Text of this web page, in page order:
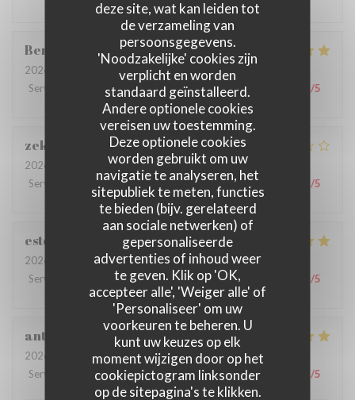
deze site, wat kan leiden tot
de verzameling van
persoonsgegevens.
'Noodzakelijke' cookies zijn
verplicht en worden
standaard geïnstalleerd.
Andere optionele cookies
vereisen uw toestemming.
Deze optionele cookies
worden gebruikt om uw
navigatie te analyseren, het
sitepubliek te meten, functies
te bieden (bijv. gerelateerd
aan sociale netwerken) of
gepersonaliseerde
advertenties of inhoud weer
te geven. Klik op 'OK,
accepteer alle', 'Weiger alle' of
'Personaliseer' om uw
voorkeuren te beheren. U
kunt uw keuzes op elk
moment wijzigen door op het
cookiepictogram linksonder
op de sitepagina's te klikken.
Ben Dhiab A
2026-04-10
- 12:30 - Gasten 1
Service
Atmosfeer: 5/5 Keuken:5/5 Kwaliteit / Prijs /5
zekjir
2026-04-04
- 18:30 - Gasten 2
Service
Atmosfeer:1 /5 Keuken :3/5 Kwaliteit / Prijs /5
estelle
2026-03-31
- 12:30 - Gasten 4
Service
Atmosfeer:5/5 Keuken: 5 /5 Kwaliteit / Prijs /5
antonio
2026-03-21
- 12:30 - Gasten 2
Service
Atmosfeer:5/5 Keuken: 5/5 Kwaliteit / Prijs /5